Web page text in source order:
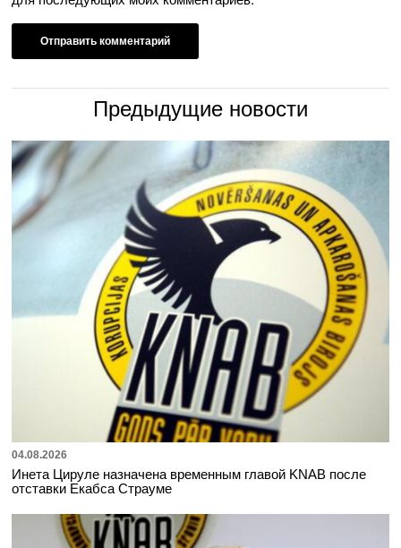
Предыдущие новости
04.08.2026
Инета Цируле назначена временным главой KNAB после
отставки Екабса Страуме